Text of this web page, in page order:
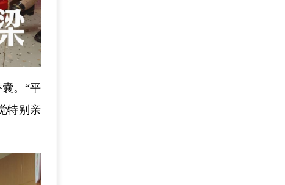
。“平
特别亲